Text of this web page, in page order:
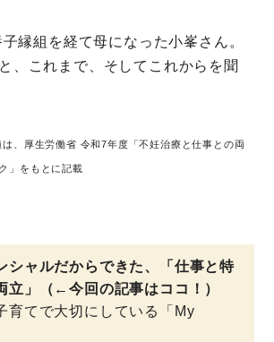
エッセイ
縁組を経て母になった小峯さん。
、これまで、そしてこれからを聞
、厚生労働省 令和7年度「不妊治療と仕事との両
」をもとに記載
シャルだからできた、「仕事と特
立」（←今回の記事はココ！）
育てで大切にしている「My